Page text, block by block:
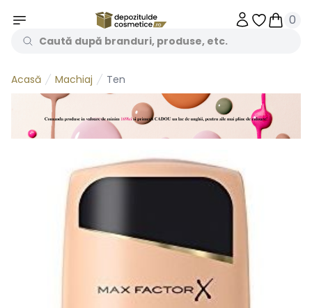
Obiecte
0
Acasă Machiaj Ten